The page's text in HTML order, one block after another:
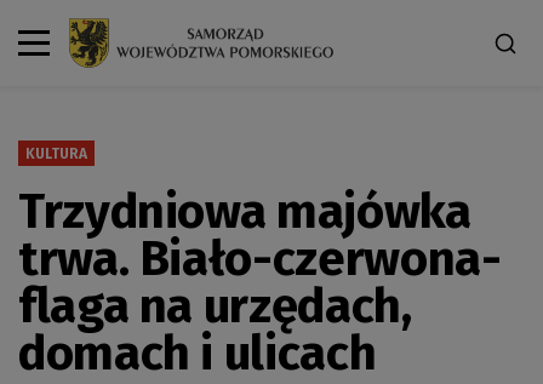
KULTURA
Trzydniowa majówka
trwa. Biało-czerwona-
flaga na urzędach,
domach i ulicach